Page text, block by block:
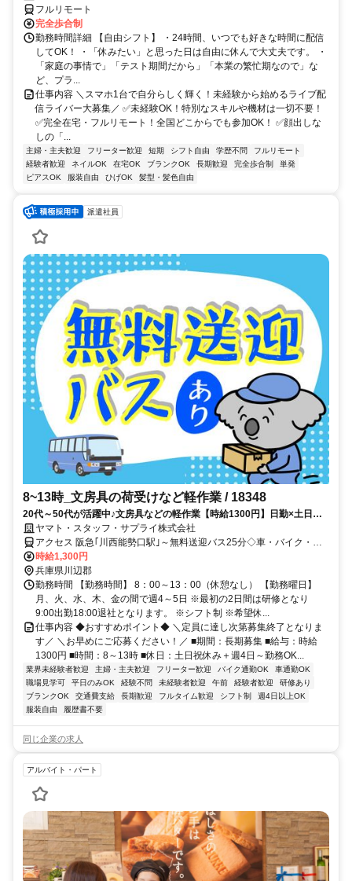
フルリモート
完全歩合制
勤務時間詳細 【自由シフト】 ・24時間、いつでも好きな時間に配信
してOK！ ・「休みたい」と思った日は自由に休んで大丈夫です。 ・
「家庭の事情で」「テスト期間だから」「本業の繁忙期なので」な
ど、プラ...
仕事内容 ＼スマホ1台で自分らしく輝く！未経験から始めるライブ配
信ライバー大募集／ ✅未経験OK！特別なスキルや機材は一切不要！
✅完全在宅・フルリモート！全国どこからでも参加OK！ ✅顔出しな
しの「...
主婦・主夫歓迎 フリーター歓迎 短期 シフト自由 学歴不問
フルリモート
経験者歓迎
ネイルOK 在宅OK ブランクOK 長期歓迎 完全歩合制
単発
ピアスOK
服装自由 ひげOK 髪型・髪色自由
派遣社員
8~13時_文房具の荷受けなど軽作業 / 18348
20代～50代が活躍中♪文房具などの軽作業【時給1300円】日勤×土日祝
休みで週4日もOK◎☆川西能勢口駅～無料送迎あり☆車･バイク･自転車
OK
ヤマト・スタッフ・サプライ株式会社
アクセス 阪急｢川西能勢口駅｣～無料送迎バス25分◇車・バイク・自
転車通勤OK(駐車場無料！)◇交通費支給あり♪(規定)※交通費は1日
440円×勤務日数分支給（例：440円×20日勤務＝8,800円）→車バイ
ク通勤もガソリン代として支給◎※詳細は面接時に説明いたします＊
送迎バスについて＊本数多数！川西能勢駅間 所要時間25分ほど。
時給1,300円
兵庫県川辺郡
勤務時間 【勤務時間】 8：00～13：00（休憩なし） 【勤務曜日】
月、火、水、木、金の間で週4～5日 ※最初の2日間は研修となり
9:00出勤18:00退社となります。 ※シフト制 ※希望休...
仕事内容 ◆おすすめポイント◆ ＼定員に達し次第募集終了となりま
す／ ＼お早めにご応募ください！／ ■期間：長期募集 ■給与：時給
1300円 ■時間：8～13時 ■休日：土日祝休み＋週4日～勤務OK...
業界未経験者歓迎 主婦・主夫歓迎 フリーター歓迎 バイク通勤OK
車通勤OK
職場見学可
平日のみOK 経験不問 未経験者歓迎 午前 経験者歓迎
研修あり
ブランクOK
交通費支給 長期歓迎 フルタイム歓迎 シフト制
週4日以上OK
服装自由
履歴書不要
同じ企業の求人
アルバイト・パート